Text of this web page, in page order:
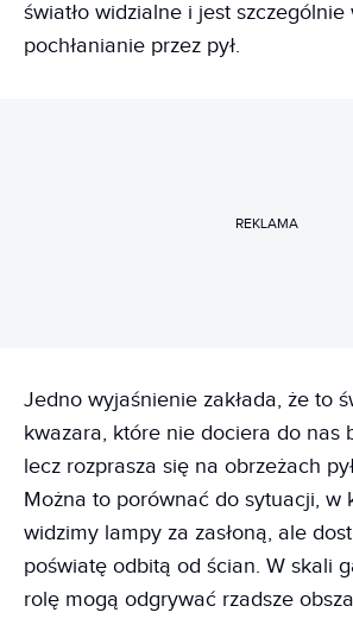
światło widzialne i jest szczególnie
pochłanianie przez pył.
REKLAMA
Jedno wyjaśnienie zakłada, że to
kwazara, które nie dociera do nas
lecz rozprasza się na obrzeżach
Można to porównać do sytuacji, w
widzimy lampy za zasłoną, ale
poświatę odbitą od ścian. W skali
rolę mogą odgrywać rzadsze